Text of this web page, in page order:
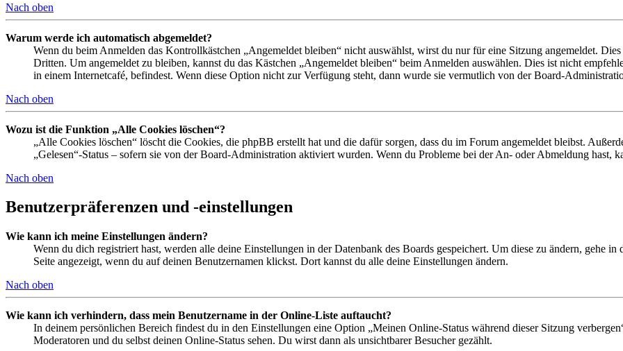
Nach oben
Warum werde ich automatisch abgemeldet?
Wenn du beim Anmelden das Kontrollkästchen „Angemeldet bleiben“ nicht auswählst, wirst du nur für eine Sitzung angemeldet.
Dritten. Um angemeldet zu bleiben, kannst du das Kästchen „Angemeldet bleiben“ beim Anmelden auswählen. Dies ist nicht
in einem Internetcafé, befindest. Wenn diese Option nicht zur Verfügung steht, dann wurde sie vermutlich von der Board-
Nach oben
Wozu ist die Funktion „Alle Cookies löschen“?
„Alle Cookies löschen“ löscht die Cookies, die phpBB erstellt hat und die dafür sorgen, dass du im Forum angemeldet bleibst.
„Gelesen“-Status – sofern sie von der Board-Administration aktiviert wurden. Wenn du Probleme bei der An- oder Abmeldung hast,
Nach oben
Benutzerpräferenzen und -einstellungen
Wie kann ich meine Einstellungen ändern?
Wenn du dich registriert hast, werden alle deine Einstellungen in der Datenbank des Boards gespeichert. Um diese zu ändern, gehe
Seite angezeigt, wenn du auf deinen Benutzernamen klickst. Dort kannst du alle deine Einstellungen ändern.
Nach oben
Wie kann ich verhindern, dass mein Benutzername in der Online-Liste auftaucht?
In deinem persönlichen Bereich findest du in den Einstellungen eine Option „Meinen Online-Status während dieser Sitzung
Moderatoren und du selbst deinen Online-Status sehen. Du wirst dann als unsichtbarer Besucher gezählt.